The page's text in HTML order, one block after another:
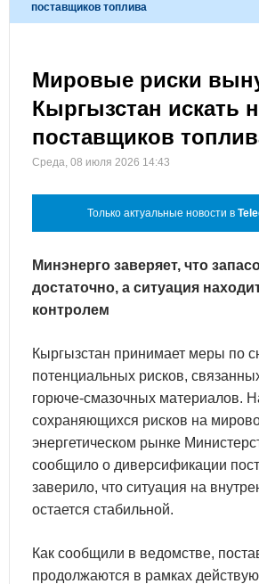
поставщиков топлива
Мировые риски
Кыргызстан искать
поставщиков
Среда, 08 июля 2026 14:43
Только актуальные новости в
Минэнерго заверяет, что
достаточно, а ситуация
контролем
Кыргызстан принимает меры по
потенциальных рисков,
горюче-смазочных материалов.
сохраняющихся рисков на
энергетическом рынке
сообщило о диверсификации
заверило, что ситуация на
остается стабильной.
Как сообщили в ведомстве,
продолжаются в рамках